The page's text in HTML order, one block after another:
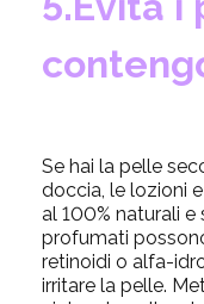
Se hai la pelle
doccia, le lozioni
al 100% naturali
profumati
retinoidi o alfa-
irritare la pelle.